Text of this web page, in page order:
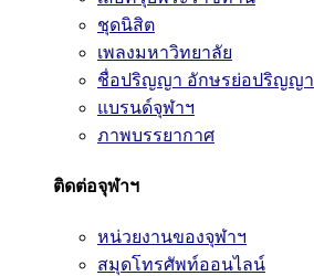
ชุดนิสิต
เพลงมหาวิทยาลัย
ชื่อปริญญา อักษรย่อปริญญา
แบรนด์จุฬาฯ
ภาพบรรยากาศ
ติดต่อจุฬาฯ
หน่วยงานของจุฬาฯ
สมุดโทรศัพท์ออนไลน์